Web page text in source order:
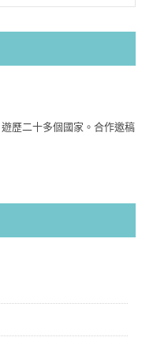
歷二十多個國家。合作邀稿